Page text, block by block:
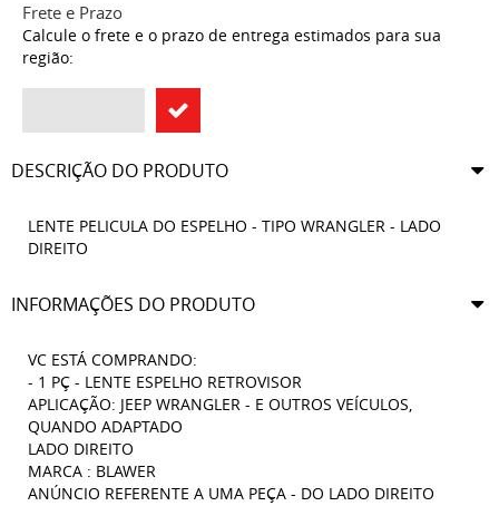
Frete e Prazo
Calcule o frete e o prazo de entrega estimados para sua
região:
DESCRIÇÃO DO PRODUTO
LENTE PELICULA DO ESPELHO - TIPO WRANGLER - LADO
DIREITO
INFORMAÇÕES DO PRODUTO
VC ESTÁ COMPRANDO:
- 1 PÇ - LENTE ESPELHO RETROVISOR
APLICAÇÃO: JEEP WRANGLER - E OUTROS VEÍCULOS,
QUANDO ADAPTADO
LADO DIREITO
MARCA : BLAWER
ANÚNCIO REFERENTE A UMA PEÇA - DO LADO DIREITO